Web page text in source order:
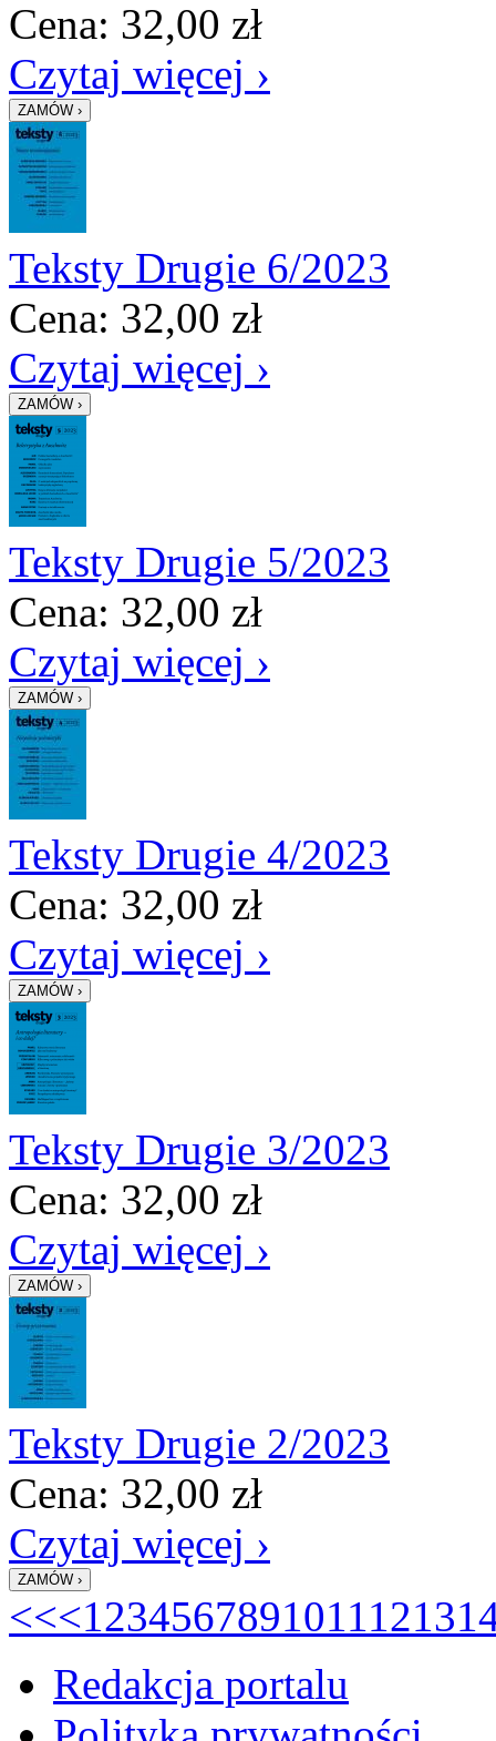
Cena: 32,00 zł
Czytaj więcej ›
Teksty Drugie 6/2023
Cena: 32,00 zł
Czytaj więcej ›
Teksty Drugie 5/2023
Cena: 32,00 zł
Czytaj więcej ›
Teksty Drugie 4/2023
Cena: 32,00 zł
Czytaj więcej ›
Teksty Drugie 3/2023
Cena: 32,00 zł
Czytaj więcej ›
Teksty Drugie 2/2023
Cena: 32,00 zł
Czytaj więcej ›
<<<12345678910111213
Redakcja portalu